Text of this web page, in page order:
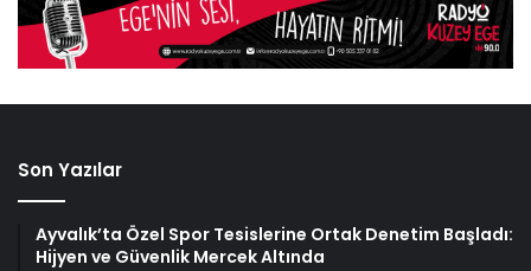
Son Yazılar
Ayvalık’ta Özel Spor Tesislerine Ortak Denetim Başladı:
Hijyen ve Güvenlik Mercek Altında